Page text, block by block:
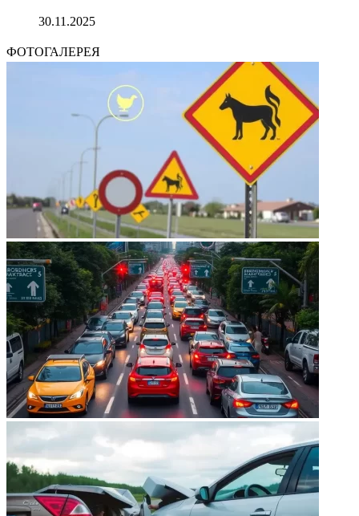
30.11.2025
ФОТОГАЛЕРЕЯ